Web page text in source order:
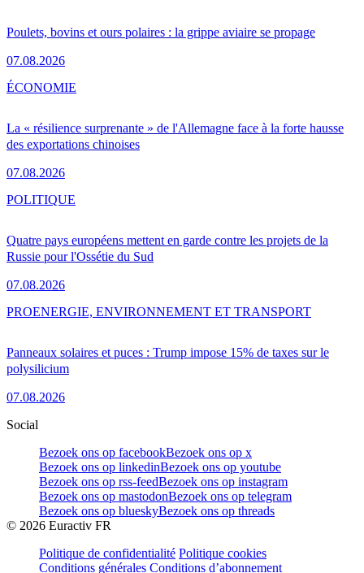
Poulets, bovins et ours polaires : la grippe aviaire se propage
07.08.2026
La « résilience surprenante » de l'Allemagne face à la forte hausse
des exportations chinoises
07.08.2026
ÉCONOMIE
Quatre pays européens mettent en garde contre les projets de la
Russie pour l'Ossétie du Sud
07.08.2026
POLITIQUE
Panneaux solaires et puces : Trump impose 15% de taxes sur le
polysilicium
07.08.2026
PROENERGIE, ENVIRONNEMENT ET TRANSPORT
Social
Bezoek ons op facebookBezoek ons op x
Bezoek ons op linkedinBezoek ons op youtube
Bezoek ons op rss-feedBezoek ons op instagram
Bezoek ons op mastodonBezoek ons op telegram
Bezoek ons op blueskyBezoek ons op threads
© 2026 Euractiv FR
Politique de confidentialité Politique cookies
Conditions générales Conditions d’abonnement